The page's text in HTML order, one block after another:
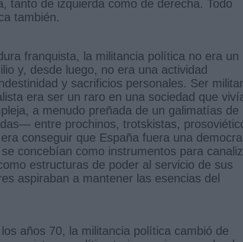
tanto de izquierda como de derecha. Todo
también.
franquista, la militancia política no era un
y, desde luego, no era una actividad
y sacrificios personales. Ser
era ser un raro en una sociedad que
a menudo preñada de un galimatías de
entre prochinos, trotskistas,
conseguir que España fuera una
concebían como instrumentos para
estructuras de poder al servicio de sus
aspiraban a mantener las esencias del
años 70, la militancia política cambió de